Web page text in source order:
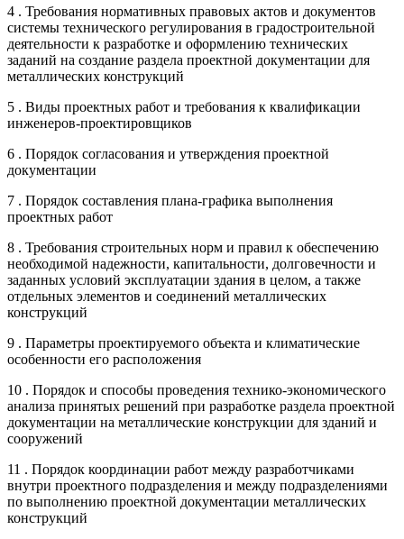
4 . Требования нормативных правовых актов и документов
системы технического регулирования в градостроительной
деятельности к разработке и оформлению технических
заданий на создание раздела проектной документации для
металлических конструкций
5 . Виды проектных работ и требования к квалификации
инженеров-проектировщиков
6 . Порядок согласования и утверждения проектной
документации
7 . Порядок составления плана-графика выполнения
проектных работ
8 . Требования строительных норм и правил к обеспечению
необходимой надежности, капитальности, долговечности и
заданных условий эксплуатации здания в целом, а также
отдельных элементов и соединений металлических
конструкций
9 . Параметры проектируемого объекта и климатические
особенности его расположения
10 . Порядок и способы проведения технико-экономического
анализа принятых решений при разработке раздела проектной
документации на металлические конструкции для зданий и
сооружений
11 . Порядок координации работ между разработчиками
внутри проектного подразделения и между подразделениями
по выполнению проектной документации металлических
конструкций